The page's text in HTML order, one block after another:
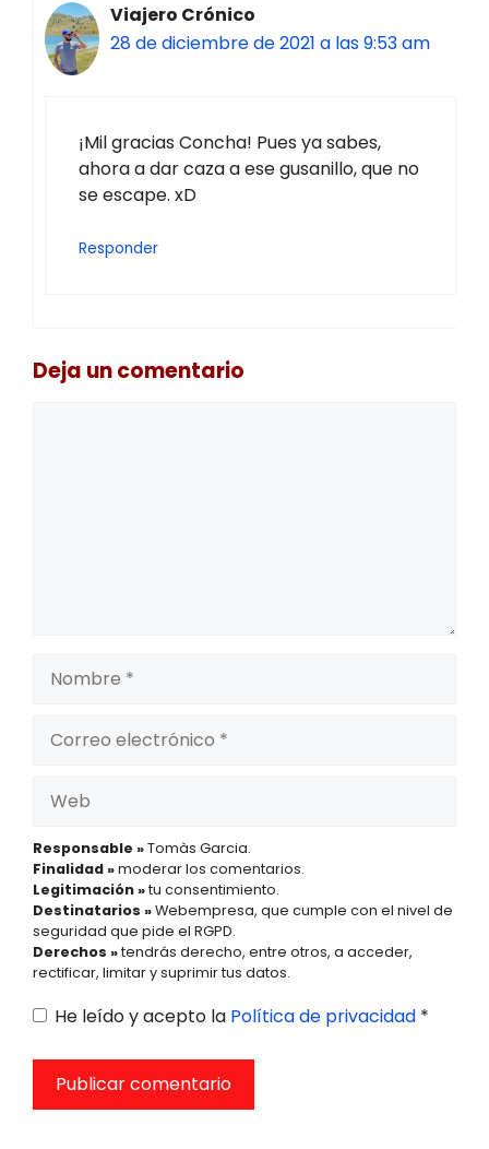
Viajero Crónico
28 de diciembre de 2021 a las 9:53 am
¡Mil gracias Concha! Pues ya sabes,
ahora a dar caza a ese gusanillo, que no
se escape. xD
Responder
Deja un comentario
Nombre
electrónico
Responsable »Tomàs Garcia.
Finalidad »moderar los comentarios.
Legitimación »tu consentimiento.
Destinatarios »Webempresa, que cumple con el nivel de
seguridad que pide el RGPD.
Derechos »tendrás derecho, entre otros, a acceder,
rectificar, limitar y suprimir tus datos.
He leído y acepto la Política de privacidad *